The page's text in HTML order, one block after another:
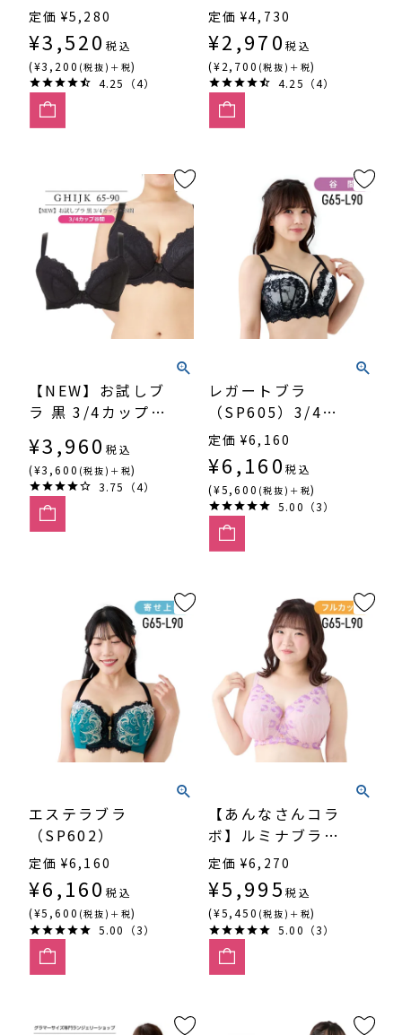
定価 ¥5,280
¥3,520 税込
(¥3,200 (税抜)＋税)
4.25（4）
定価 ¥4,730
¥2,970 税込
(¥2,700 (税抜)＋税)
4.25（4）
【NEW】お試しブ
ラ 黒 3/4カップ・
¥3,960 税込
(¥3,600 (税抜)＋税)
3.75（4）
レガートブラ
（SP605）3/4カ
ップ谷間
定価 ¥6,160
¥6,160 税込
(¥5,600 (税抜)＋税)
5.00（3）
エステラブラ
（SP602）
定価 ¥6,160
¥6,160 税込
(¥5,600 (税抜)＋税)
5.00（3）
【あんなさんコラ
ボ】ルミナブラ
（SP600FF）フル
カップ
定価 ¥6,270
¥5,995 税込
(¥5,450 (税抜)＋税)
5.00（3）